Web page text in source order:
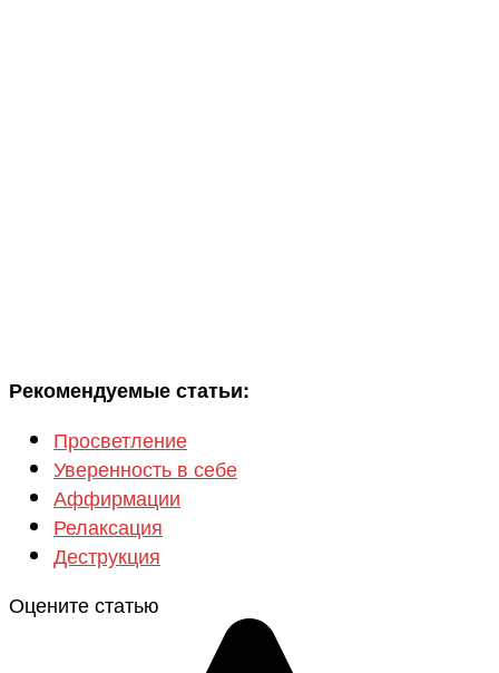
Рекомендуемые статьи:
Просветление
Уверенность в себе
Аффирмации
Релаксация
Деструкция
Оцените статью